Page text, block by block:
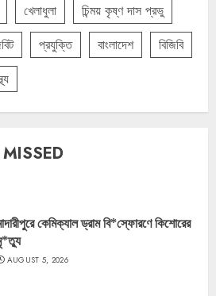
খেলাধুলা
চিন্ময় কৃষ্ণ দাস প্রভু
প্রযুক্তি বাংলাদেশ
বিজিবি
কেমিক্যাল ড্রাম বি*স্ফোরণে কিশোরের
AUGUST 5, 2026